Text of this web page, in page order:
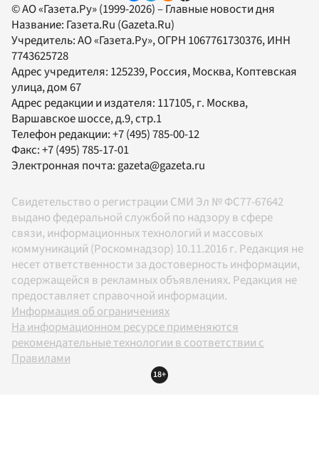
© АО «Газета.Ру» (1999-2026) – Главные новости дня
Название: Газета.Ru (Gazeta.Ru)
Учредитель:АО «Газета.Ру», ОГРН 1067761730376, ИНН
7743625728
Адрес учредителя: 125239, Россия, Москва, Коптевская
улица, дом 67
Адрес редакции и издателя: 117105, г. Москва,
Варшавское шоссе, д.9, стр.1
Телефон редакции:+7 (495) 785-00-12
Факс:+7 (495) 785-17-01
Электронная почта:gazeta@gazeta.ru
Свидетельство о регистрации СМИ Эл № ФС77-67642
выдано федеральной службой по надзору в сфере
связи, информационных технологий и массовых
коммуникаций (Роскомнадзор) 10.11.2016 г. Редакция не
несет ответственности за достоверность информации,
содержащейся в рекламных объявлениях. Редакция не
предоставляет справочной информации.
Информация об ограничениях
На информационном ресурсе применяются
рекомендательные технологии в соответствии с
Правилами
18+